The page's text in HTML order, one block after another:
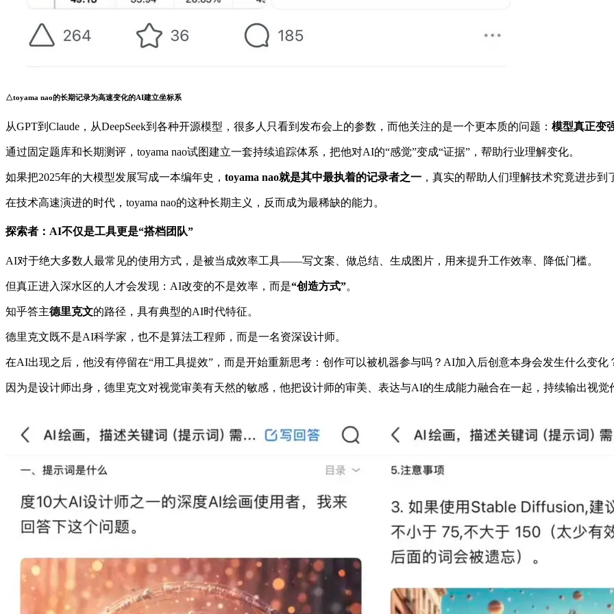
△toyama nao的长期记录为高速变化的AI建立坐标系
从GPT到Claude，从DeepSeek到各种开源模型，很多人只看到发布会上的参数，而他关注的是一个更本质的问题： 模型真正变
通过固定题库和长期测评，toyama nao试图建立一套持续追踪体系，把他对AI的“感觉”变成“证据”，帮助行业理解变化。
如果把2025年的大模型发展写成一本编年史， toyama nao就是其中最执着的记录者之一 ，真实的帮助人们理解技术究竟进步到
在技术高速演进的时代，toyama nao的这种长期主义，反而成为最稀缺的能力。
探索者：AI不仅是工具更是“搭档团队”
AI对于绝大多数人最常见的使用方式，是被当成效率工具——写文案、做总结、生成图片，用来提升工作效率、降低门槛。
但真正进入深水区的人才会发现：AI改变的不是效率，而是“创造方式”。
知乎答主德里克文的路径，具有典型的AI时代特征。
德里克文既不是AI科学家，也不是算法工程师，而是一名资深设计师。
在AI出现之后，他没有停留在“用工具提效”，而是开始重新思考：创作可以被机器参与吗？AI加入后创意本身会发生什么变化
因为是设计师出身，德里克文对视觉审美有天然的敏感，他把设计师的审美、表达与AI的生成能力融合在一起，持续输出视觉